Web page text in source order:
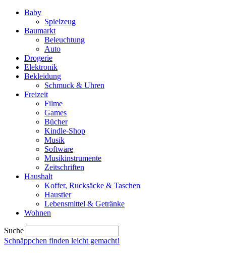
Baby
Spielzeug
Baumarkt
Beleuchtung
Auto
Drogerie
Elektronik
Bekleidung
Schmuck & Uhren
Freizeit
Filme
Games
Bücher
Kindle-Shop
Musik
Software
Musikinstrumente
Zeitschriften
Haushalt
Koffer, Rucksäcke & Taschen
Haustier
Lebensmittel & Getränke
Wohnen
Suche
Schnäppchen finden leicht gemacht!